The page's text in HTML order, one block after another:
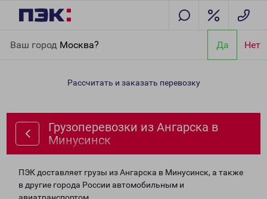
Ваш город Москва? Да Нет
Минусинск
Рассчитать и заказать перевозку
Грузоперевозки из Ангарска в
Минусинск
ПЭК доставляет грузы из Ангарска в Минусинск, а также
в другие города России автомобильным и